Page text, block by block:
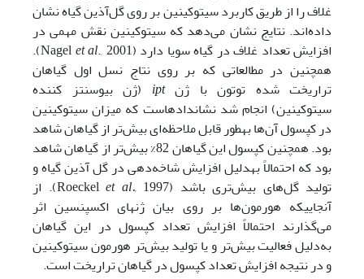
غلاف را از طریق کاربرد سیتوکینین بر روی گل‌آذین گیاه نشان
داده‌اند. نتایج نشان می‌دهد که سیتوکینین نقش مهمی در
افزایش تعداد غلاف در گیاه سویا دارد (Nagel
et al
., 2001).
همچنین در مطالعاتی که بر روی نتاج نسل اول گیاهان
تراریخت شده توتون با ژنipt (ژن بیوسنتز کننده
سیتوکینین) انجام شد نشان­داده­است که میزان سیتوکینین
در کپسول آن‌ها به­طور قابل ملاحظه‌ای بیش‌تر از گیاهان شاهد
بود. همچنین کپسول این گیاهان 82‌% بیش‌تر از گیاهان شاهد
بود که احتمالاً به­دلیل افزایش شاخه‌دهی در گل آذین گیاه و
تولید گل‌های بیش‌تری باشد (Roeckel
et al.,
1997). از
آنجاییکه هورمون‌ها بر روی بیان ژن­های اکسپنسین اثر
می‌گذارند ­احتمالاً افزایش تعداد کپسول در این گیاهان
به‌دلیل فعالیت بیش‌تر و یا تولید بیش‌تر هورمون سیتوکینین
و در نتیجه افزایش تعداد کپسول در گیاهان تراریخت است.